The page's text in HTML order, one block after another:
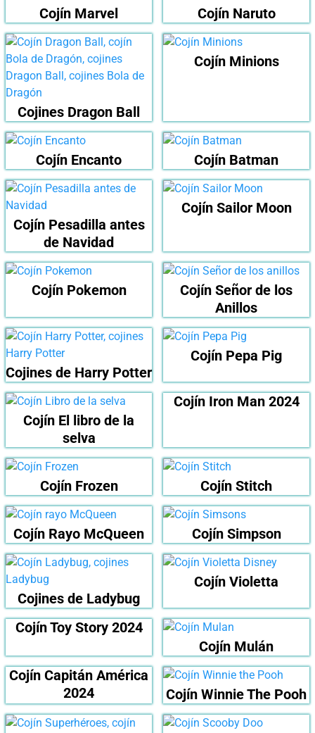
Cojín Marvel Cojín Naruto
Cojines Dragon Ball
Cojín Minions
Cojín Encanto Cojín Batman
Cojín Pesadilla antes
de Navidad
Cojín Sailor Moon
Cojín Pokemon
Cojín Señor de los
Anillos
Cojines de Harry Potter
Cojín Pepa Pig
Cojín El libro de la
selva
Cojín Iron Man 2024
Cojín Frozen Cojín Stitch
Cojín Rayo McQueen Cojín Simpson
Cojines de Ladybug
Cojín Violetta
Cojín Toy Story 2024
Cojín Mulán
Cojín Capitán América
2024
Cojín Winnie The Pooh